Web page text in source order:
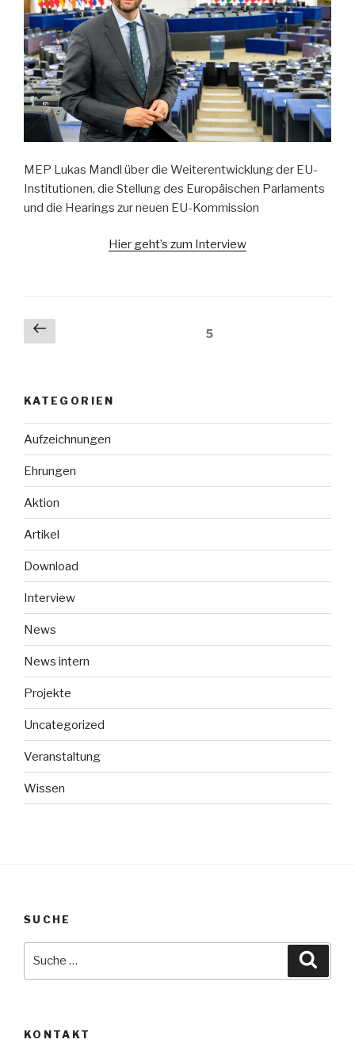
MEP Lukas Mandl über die Weiterentwicklung der EU-
Institutionen, die Stellung des Europäischen Parlaments
und die Hearings zur neuen EU-Kommission
Hier geht’s zum Interview
Seitennummerierung
Vorherige
Seite
Seite5
KATEGORIEN
Aufzeichnungen
Ehrungen
Aktion
Artikel
Download
Interview
News
News intern
Projekte
Uncategorized
Veranstaltung
Wissen
SUCHE
KONTAKT